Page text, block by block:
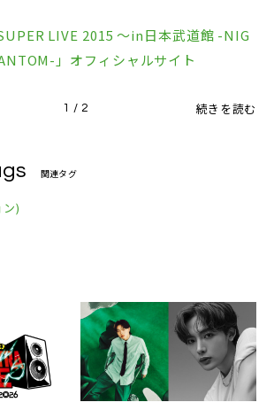
なか
Hands
One Heartbeat
魂の戦い ～USH ver.～
The Labyrinth
-in Mayonaka Arena-
LIVE 2015 ～in日本武道館 -NIG
」オフィシャルサイト
1 / 2 続きを読む
関連タグ
)